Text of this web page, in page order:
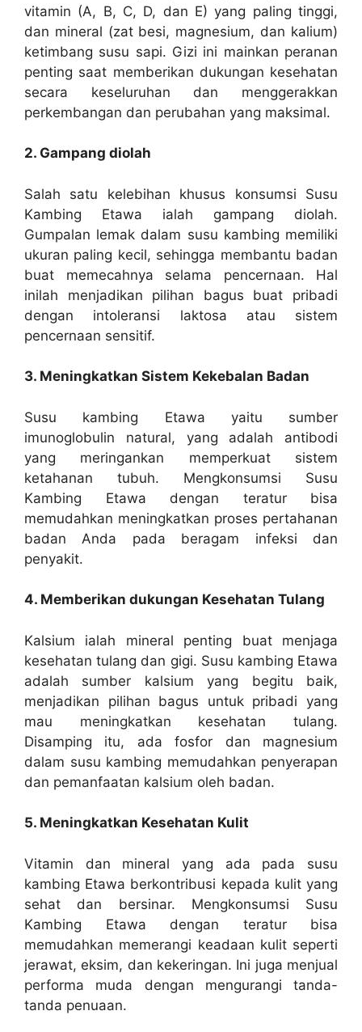
vitamin (A, B, C, D, dan E) yang paling tinggi,
dan mineral (zat besi, magnesium, dan kalium)
ketimbang susu sapi. Gizi ini mainkan peranan
penting saat memberikan dukungan kesehatan
secara keseluruhan dan menggerakkan
perkembangan dan perubahan yang maksimal.
2. Gampang diolah
Salah satu kelebihan khusus konsumsi Susu
Kambing Etawa ialah gampang diolah.
Gumpalan lemak dalam susu kambing memiliki
ukuran paling kecil, sehingga membantu badan
buat memecahnya selama pencernaan. Hal
inilah menjadikan pilihan bagus buat pribadi
dengan intoleransi laktosa atau sistem
pencernaan sensitif.
3. Meningkatkan Sistem Kekebalan Badan
Susu kambing Etawa yaitu sumber
imunoglobulin natural, yang adalah antibodi
yang meringankan memperkuat sistem
ketahanan tubuh. Mengkonsumsi Susu
Kambing Etawa dengan teratur bisa
memudahkan meningkatkan proses pertahanan
badan Anda pada beragam infeksi dan
penyakit.
4. Memberikan dukungan Kesehatan Tulang
Kalsium ialah mineral penting buat menjaga
kesehatan tulang dan gigi. Susu kambing Etawa
adalah sumber kalsium yang begitu baik,
menjadikan pilihan bagus untuk pribadi yang
mau meningkatkan kesehatan tulang.
Disamping itu, ada fosfor dan magnesium
dalam susu kambing memudahkan penyerapan
dan pemanfaatan kalsium oleh badan.
5. Meningkatkan Kesehatan Kulit
Vitamin dan mineral yang ada pada susu
kambing Etawa berkontribusi kepada kulit yang
sehat dan bersinar. Mengkonsumsi Susu
Kambing Etawa dengan teratur bisa
memudahkan memerangi keadaan kulit seperti
jerawat, eksim, dan kekeringan. Ini juga menjual
performa muda dengan mengurangi tanda-
tanda penuaan.